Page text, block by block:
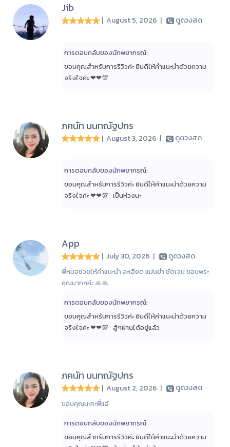
Jib
| August 5, 2026 | ดูดวงสด
การตอบกลับของนักพยากรณ์:
ขอบคุณสำหรับการรีวิวค่ะ ยินดีให้คำแนะนำด้วยความ
จริงใจค่ะ ❤❤💯
ภคนัท นนทณัฐปกร
| August 3, 2026 | ดูดวงสด
การตอบกลับของนักพยากรณ์:
ขอบคุณสำหรับการรีวิวค่ะ ยินดีให้คำแนะนำด้วยความ
จริงใจค่ะ ❤❤💯 เป็นห่วงนะ
App
| July 30, 2026 | ดูดวงสด
พี่หมอช่วยให้คำแนะนำ ละเอียด แม่นยำ ชัดเจน ขอบพระ
คุณมากๆค่ะ 🙏🙏
การตอบกลับของนักพยากรณ์:
ขอบคุณสำหรับการรีวิวค่ะ ยินดีให้คำแนะนำด้วยความ
จริงใจค่ะ ❤❤💯 สู้ๆ​ผ่านได้อยู่แล้ว​
ภคนัท นนทณัฐปกร
| August 2, 2026 | ดูดวงสด
ขอบคุณนะคะพี่แอ้
การตอบกลับของนักพยากรณ์:
ขอบคุณสำหรับการรีวิวค่ะ ยินดีให้คำแนะนำด้วยความ